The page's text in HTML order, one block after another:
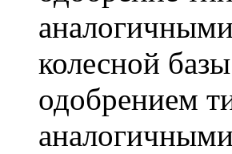
колесной
одобрением